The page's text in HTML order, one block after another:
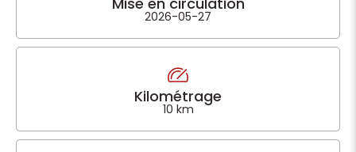
2026-05-27
Kilométrage
10 km